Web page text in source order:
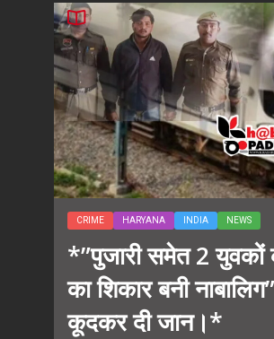
CRIME HARYANA INDIA NEWS
*”पुजारी समेत 2 युवकों
का शिकार बनी
कूदकर दी जान।*